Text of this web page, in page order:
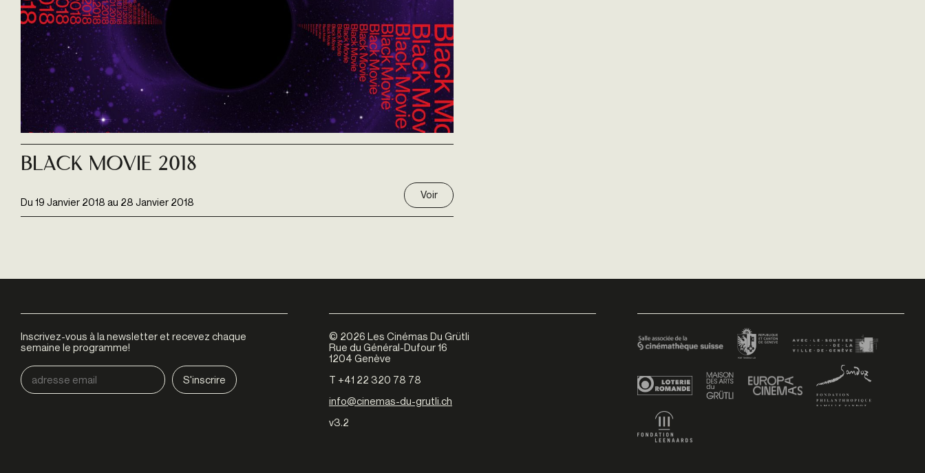
Du 19 Janvier 2018 au 28 Janvier 2018
Black Movie 2018
Voir
Inscrivez-vous à la newsletter et recevez chaque
semaine le programme!
© 2026 Les Cinémas Du Grütli
Rue du Général-Dufour 16
1204 Genève
T +41 22 320 78 78
info@cinemas-du-grutli.ch
v3.2